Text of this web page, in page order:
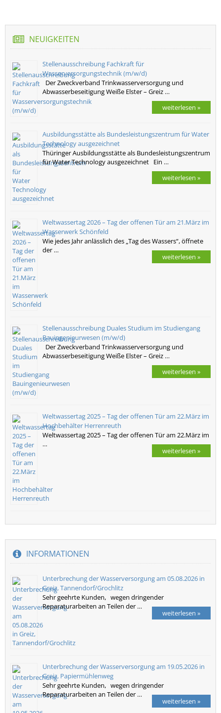
NEUIGKEITEN
Stellenausschreibung Fachkraft für
Wasserversorgungstechnik (m/w/d)
Der Zweckverband Trinkwasserversorgung und
Abwasserbeseitigung Weiße Elster – Greiz …
weiterlesen »
Ausbildungsstätte als Bundesleistungszentrum für Water
Technology ausgezeichnet
Thüringer Ausbildungsstätte als Bundesleistungszentrum
für Water Technology ausgezeichnet Ein …
weiterlesen »
Weltwassertag 2026 – Tag der offenen Tür am 21.März im
Wasserwerk Schönfeld
Wie jedes Jahr anlässlich des „Tag des Wassers“, öffnete
der …
weiterlesen »
Stellenausschreibung Duales Studium im Studiengang
Bauingenieurwesen (m/w/d)
Der Zweckverband Trinkwasserversorgung und
Abwasserbeseitigung Weiße Elster – Greiz …
weiterlesen »
Weltwassertag 2025 – Tag der offenen Tür am 22.März im
Hochbehälter Herrenreuth
Weltwassertag 2025 – Tag der offenen Tür am 22.März im
…
weiterlesen »
INFORMATIONEN
Unterbrechung der Wasserversorgung am 05.08.2026 in
Greiz, Tannendorf/Grochlitz
Sehr geehrte Kunden, wegen dringender
Reparaturarbeiten an Teilen der …
weiterlesen »
Unterbrechung der Wasserversorgung am 19.05.2026 in
Greiz, Papiermühlenweg
Sehr geehrte Kunden, wegen dringender
Reparaturarbeiten an Teilen der …
weiterlesen »